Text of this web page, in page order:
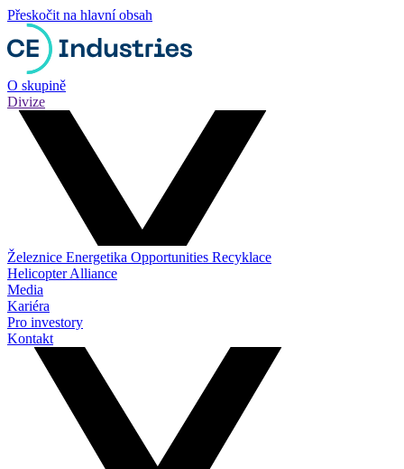
Přeskočit na hlavní obsah
O skupině
Divize
Železnice Energetika Opportunities Recyklace
Helicopter Alliance
Media
Kariéra
Pro investory
Kontakt